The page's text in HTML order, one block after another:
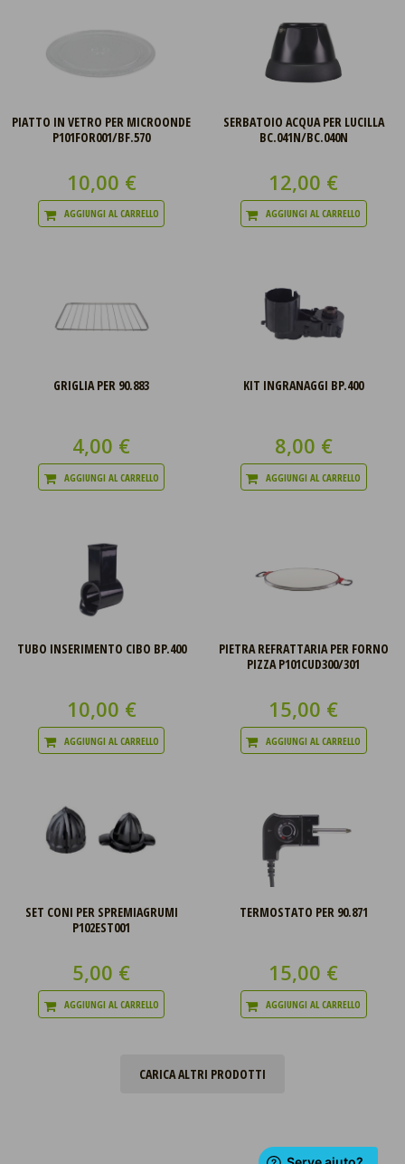
PIATTO IN VETRO PER MICROONDE
P101FOR001/BF.570
10,00 €
AGGIUNGI AL CARRELLO
SERBATOIO ACQUA PER LUCILLA
BC.041N/BC.040N
12,00 €
AGGIUNGI AL CARRELLO
GRIGLIA PER 90.883
4,00 €
AGGIUNGI AL CARRELLO
KIT INGRANAGGI BP.400
8,00 €
AGGIUNGI AL CARRELLO
TUBO INSERIMENTO CIBO BP.400
10,00 €
AGGIUNGI AL CARRELLO
PIETRA REFRATTARIA PER FORNO
PIZZA P101CUD300/301
15,00 €
AGGIUNGI AL CARRELLO
SET CONI PER SPREMIAGRUMI
P102EST001
5,00 €
AGGIUNGI AL CARRELLO
TERMOSTATO PER 90.871
15,00 €
AGGIUNGI AL CARRELLO
CARICA ALTRI PRODOTTI